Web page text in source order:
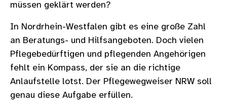
müssen geklärt werden?
In Nordrhein-Westfalen gibt es eine große Zahl
an Beratungs- und Hilfsangeboten. Doch vielen
Pflegebedürftigen und pflegenden Angehörigen
fehlt ein Kompass, der sie an die richtige
Anlaufstelle lotst. Der Pflegewegweiser NRW soll
genau diese Aufgabe erfüllen.